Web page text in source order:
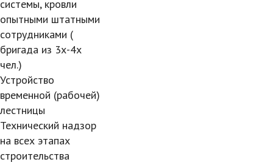
системы, кровли
опытными штатными
сотрудниками (
бригада из 3х-4х
чел.)
Устройство
временной (рабочей)
лестницы
Технический надзор
на всех этапах
строительства